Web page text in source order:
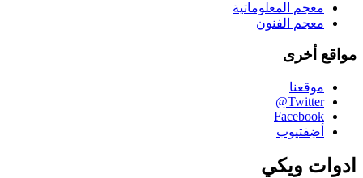
معجم المعلوماتية
معجم الفنون
مواقع أخرى
موقعنا
‪@Twitter‬
Facebook
أضِفتيوب
ادوات ويكي